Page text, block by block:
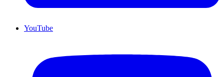
YouTube